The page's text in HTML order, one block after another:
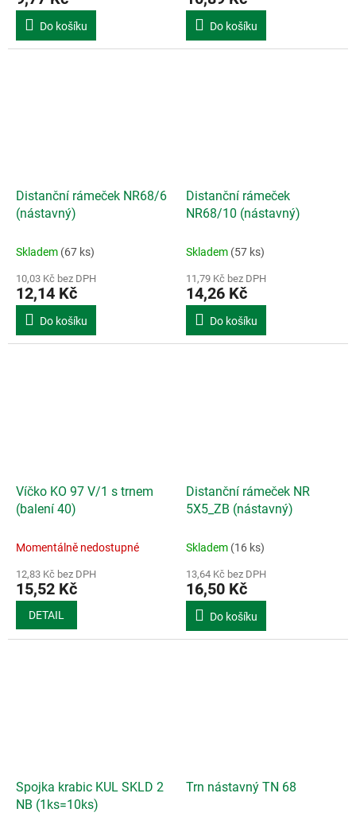
Do košíku Do košíku
Distanční rámeček NR68/6
(nástavný)
Skladem (67 ks)
10,03 Kč bez DPH
12,14 Kč
Do košíku
Distanční rámeček
NR68/10 (nástavný)
Skladem (57 ks)
11,79 Kč bez DPH
14,26 Kč
Do košíku
Víčko KO 97 V/1 s trnem
(balení 40)
Momentálně nedostupné
12,83 Kč bez DPH
15,52 Kč
DETAIL
Distanční rámeček NR
5X5_ZB (nástavný)
Skladem (16 ks)
13,64 Kč bez DPH
16,50 Kč
Do košíku
Spojka krabic KUL SKLD 2
NB (1ks=10ks)
Trn nástavný TN 68